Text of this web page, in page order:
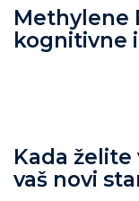
Methylene
kognitivne
Kada želite
vaš novi